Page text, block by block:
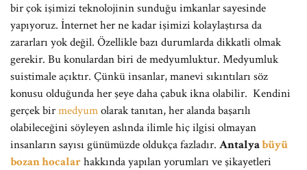
bir çok işimizi teknolojinin sunduğu imkanlar sayesinde
yapıyoruz. İnternet her ne kadar işimizi kolaylaştırsa da
zararları yok değil. Özellikle bazı durumlarda dikkatli olmak
gerekir. Bu konulardan biri de medyumluktur. Medyumluk
suistimale açıktır. Çünkü insanlar, manevi sıkıntıları söz
konusu olduğunda her şeye daha çabuk ikna olabilir. Kendini
gerçek birmedyumolarak tanıtan, her alanda başarılı
olabileceğini söyleyen aslında ilimle hiç ilgisi olmayan
insanların sayısı günümüzde oldukça fazladır. Antalyabüyü
bozan hocalarhakkında yapılan yorumları ve şikayetleri